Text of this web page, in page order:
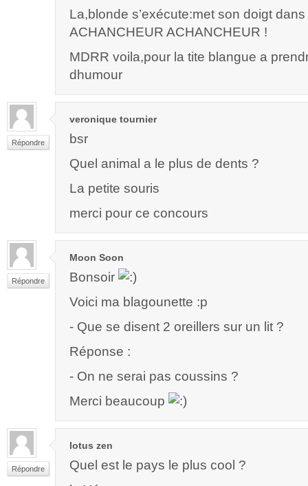
La,blonde s’exécute:met son doigt
ACHANCHEUR ACHANCHEUR !
MDRR voila,pour la tite blangue a
dhumour
Répondre
veronique tournier
bsr
Quel animal a le plus de dents ?
La petite souris
merci pour ce concours
Répondre
Moon Soon
Bonsoir
Voici ma blagounette :p
- Que se disent 2 oreillers sur un lit ?
Réponse :
- On ne serai pas coussins ?
Merci beaucoup
Répondre
lotus zen
Quel est le pays le plus cool ?